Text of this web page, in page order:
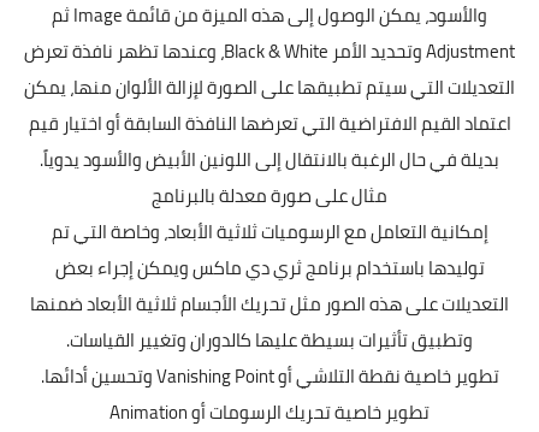
والأسود، يمكن الوصول إلى هذه الميزة من قائمة Image ثم
Adjustment وتحديد الأمر Black & White، وعندها تظهر نافذة تعرض
التعديلات التي سيتم تطبيقها على الصورة لإزالة الألوان منها، يمكن
اعتماد القيم الافتراضية التي تعرضها النافذة السابقة أو اختيار قيم
بديلة في حال الرغبة بالانتقال إلى اللونين الأبيض والأسود يدوياً.
مثال على صورة معدلة بالبرنامج
إمكانية التعامل مع الرسوميات ثلاثية الأبعاد، وخاصة التي تم
توليدها باستخدام برنامج ثري دي ماكس ويمكن إجراء بعض
التعديلات على هذه الصور مثل تحريك الأجسام ثلاثية الأبعاد ضمنها
وتطبيق تأثيرات بسيطة عليها كالدوران وتغيير القياسات.
تطوير خاصية نقطة التلاشي أو Vanishing Point وتحسين أدائها.
تطوير خاصية تحريك الرسومات أو Animation